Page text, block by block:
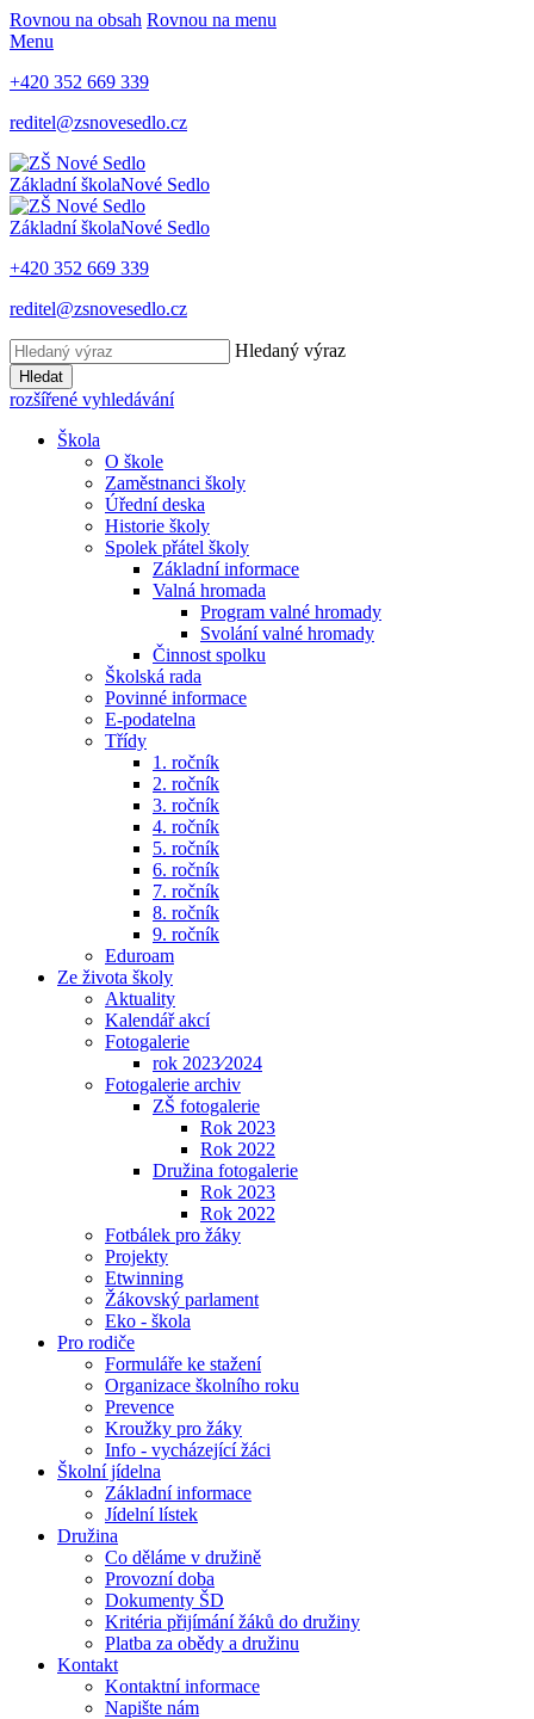
Rovnou na obsah Rovnou na menu
Menu
+420 352 669 339
reditel@zsnovesedlo.cz
Základní školaNové Sedlo
Základní školaNové Sedlo
+420 352 669 339
reditel@zsnovesedlo.cz
Hledaný výraz
Hledat
rozšířené vyhledávání
Škola
O škole
Zaměstnanci školy
Úřední deska
Historie školy
Spolek přátel školy
Základní informace
Valná hromada
Program valné hromady
Svolání valné hromady
Činnost spolku
Školská rada
Povinné informace
E-podatelna
Třídy
1. ročník
2. ročník
3. ročník
4. ročník
5. ročník
6. ročník
7. ročník
8. ročník
9. ročník
Eduroam
Ze života školy
Aktuality
Kalendář akcí
Fotogalerie
rok 2023⁄2024
Fotogalerie archiv
ZŠ fotogalerie
Rok 2023
Rok 2022
Družina fotogalerie
Rok 2023
Rok 2022
Fotbálek pro žáky
Projekty
Etwinning
Žákovský parlament
Eko - škola
Pro rodiče
Formuláře ke stažení
Organizace školního roku
Prevence
Kroužky pro žáky
Info - vycházející žáci
Školní jídelna
Základní informace
Jídelní lístek
Družina
Co děláme v družině
Provozní doba
Dokumenty ŠD
Kritéria přijímání žáků do družiny
Platba za obědy a družinu
Kontakt
Kontaktní informace
Napište nám